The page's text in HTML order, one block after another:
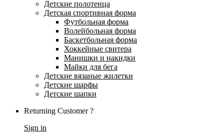
Детские полотенца
Детская спортивная форма
Футбольная форма
Волейбольная форма
Баскетбольная форма
Хоккейные свитера
Манишки и накидки
Майки для бега
Детские вязаные жилетки
Детские шарфы
Детские шапки
Returning Customer ?
Sign in